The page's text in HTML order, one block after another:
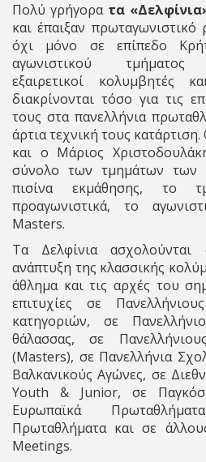
Πολύ γρήγορα τα
και έπαιξαν
όχι μόνο σε επίπεδο
αγωνιστικού τμήματος
εξαιρετικοί κολυμβητές
διακρίνονται τόσο για τις
τους στα πανελλήνια
άρτια τεχνική τους
και ο Μάριος
σύνολο των τμημάτων των
πισίνα εκμάθησης, το
προαγωνιστικά, το
Masters.
Τα Δελφίνια ασχολούνται
ανάπτυξη της κλασσικής
άθλημα και τις αρχές του
επιτυχίες σε
κατηγοριών, σε
θάλασσας, σε
(Masters), σε Πανελλήνια
Βαλκανικούς Αγώνες, σε
Youth & Junior, σε
Ευρωπαϊκά
Πρωταθλήματα και σε
Meetings.